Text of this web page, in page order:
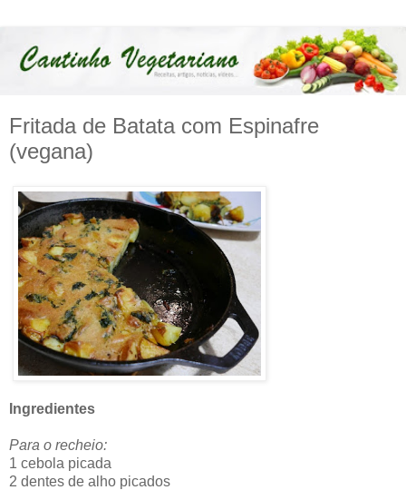
Fritada de Batata com Espinafre
(vegana)
Ingredientes
Para o recheio:
1 cebola picada
2 dentes de alho picados